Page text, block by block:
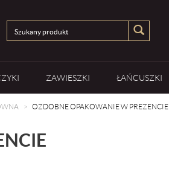
ZAWIESZKI ŁAŃCUSZKI
OZDOBNE OPAKOWANIE W PREZENCIE